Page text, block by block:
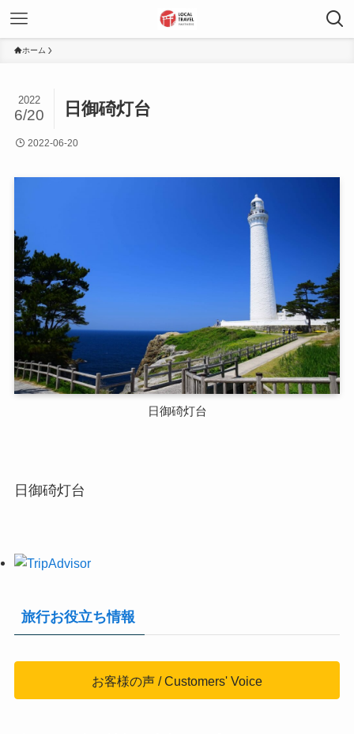
ホーム
日御碕灯台
2022
6/20
2022-06-20
日御碕灯台
日御碕灯台
旅行お役立ち情報
お客様の声 / Customers' Voice